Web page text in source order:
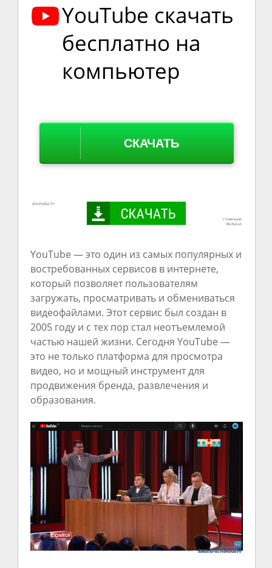
YouTube скачать
бесплатно на
компьютер
СКАЧАТЬ
YouTube — это один из самых популярных и
востребованных сервисов в интернете,
который позволяет пользователям
загружать, просматривать и обмениваться
видеофайлами. Этот сервис был создан в
2005 году и с тех пор стал неотъемлемой
частью нашей жизни. Сегодня YouTube —
это не только платформа для просмотра
видео, но и мощный инструмент для
продвижения бренда, развлечения и
образования.